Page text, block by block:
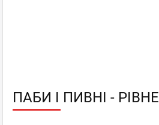
ПАБИ І ПИВНІ - РІВНЕ